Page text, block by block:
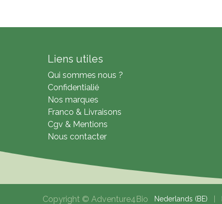
Liens utiles
Qui sommes nous ?
Confidentialié
Nos marques
Franco & Livraisons
Cgv & Mentions
Nous contacter
Copyright © Adventure4Bio Nederlands (BE)